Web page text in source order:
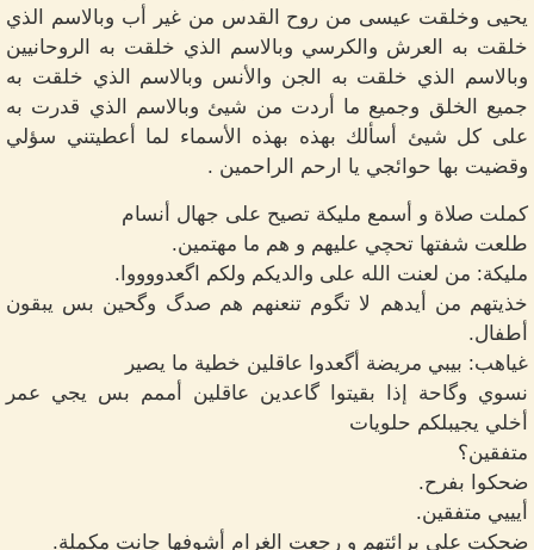
يحيى وخلقت عيسى من روح القدس من غير أب وبالاسم الذي
خلقت به العرش والكرسي وبالاسم الذي خلقت به الروحانيين
وبالاسم الذي خلقت به الجن والأنس وبالاسم الذي خلقت به
جميع الخلق وجميع ما أردت من شيئ وبالاسم الذي قدرت به
على كل شيئ أسألك بهذه بهذه الأسماء لما أعطيتني سؤلي
وقضيت بها حوائجي يا ارحم الراحمين .
كملت صلاة و أسمع مليكة تصيح على جهال أنسام
طلعت شفتها تحچي عليهم و هم ما مهتمين.
مليكة: من لعنت الله على والديكم ولكم اگعدووووا.
خذيتهم من أيدهم لا تگوم تنعنهم هم صدگ وگحين بس يبقون
أطفال.
غياهب: بيبي مريضة أگعدوا عاقلين خطية ما يصير
نسوي وگاحة إذا بقيتوا گاعدين عاقلين أممم بس يجي عمر
أخلي يجيبلكم حلويات
متفقين؟
ضحكوا بفرح.
أيييي متفقين.
ضحكت على برائتهم و رجعت الغرام أشوفها چانت مكملة.